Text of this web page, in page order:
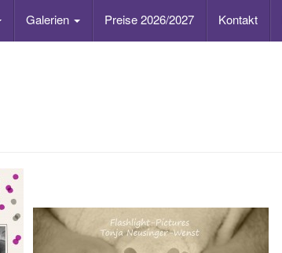
Galerien Preise 2026/2027 Kontakt